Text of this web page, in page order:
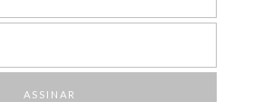
ASSINAR